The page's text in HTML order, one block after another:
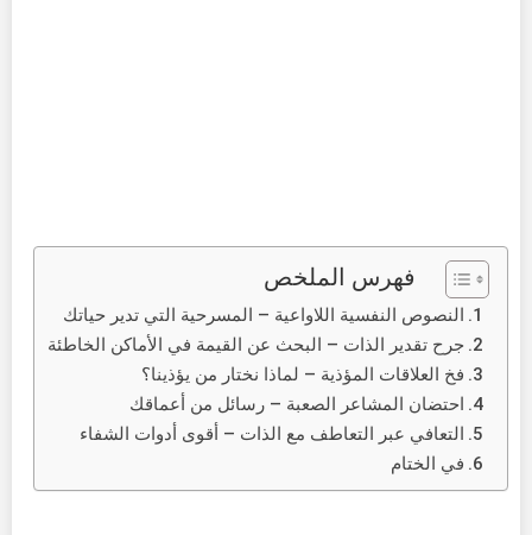
فهرس الملخص
النصوص النفسية اللاواعية – المسرحية التي تدير حياتك
جرح تقدير الذات – البحث عن القيمة في الأماكن الخاطئة
فخ العلاقات المؤذية – لماذا نختار من يؤذينا؟
احتضان المشاعر الصعبة – رسائل من أعماقك
التعافي عبر التعاطف مع الذات – أقوى أدوات الشفاء
في الختام